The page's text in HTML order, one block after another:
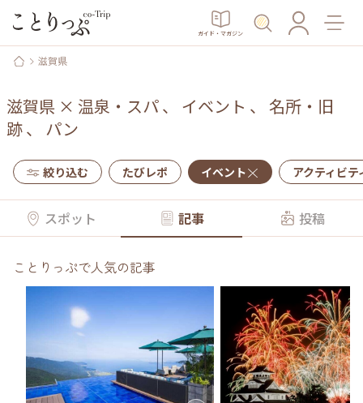
ガイド・マガジン
滋賀県
滋賀県 × 温泉・スパ、 イベント 、 名所・旧
跡、 パン
絞り込む たびレポ イベント アクティビテ
スポット 記事 投稿
ことりっぷで人気の記事